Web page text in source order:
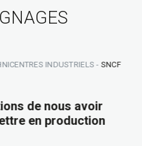
INDUSTRIELS -SNCF
de nous avoir
en production